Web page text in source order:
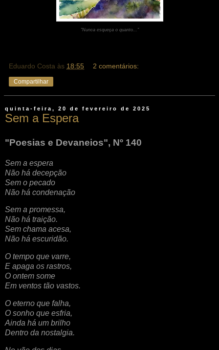
"Nunca esqueça o quanto..."
Eduardo Costa às 18:55 2 comentários:
Compartilhar
quinta-feira, 20 de fevereiro de 2025
Sem a Espera
"Poesias e Devaneios", Nº 140
Sem a espera
Não há decepção
Sem o pecado
Não há condenação
Sem a promessa,
Não há traição.
Sem chama acesa,
Não há escuridão.
O tempo que varre,
E apaga os rastros,
O ontem some
Em ventos tão vastos.
O eterno que falha,
O sonho que esfria,
Ainda há um brilho
Dentro da nostalgia.